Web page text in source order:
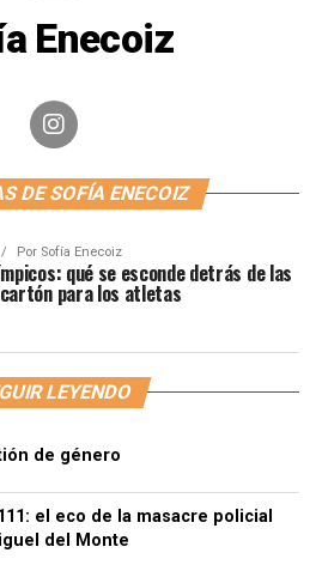
Enecoiz
DE SOFÍA ENECOIZ
Por Sofía Enecoiz
qué se esconde detrás de las
para los atletas
LEYENDO
de género
el eco de la masacre policial
del Monte